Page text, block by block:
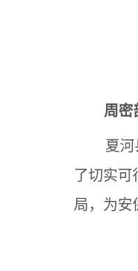
周密
夏
了切实可
局，为安